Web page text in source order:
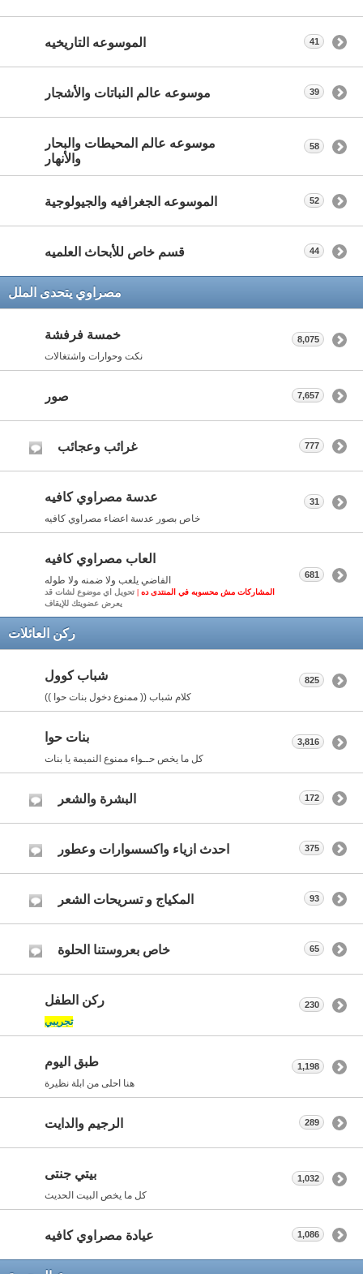
الموسوعه التاريخيه 41
موسوعه عالم النباتات والأشجار 39
موسوعه عالم المحيطات والبحار
والأنهار
58
الموسوعه الجغرافيه والجيولوجية 52
قسم خاص للأبحاث العلميه 44
مصراوي يتحدى الملل
خمسة فرفشة
نكت وحوارات واشتغالات
8,075
صور 7,657
غرائب وعجائب 777
عدسة مصراوي كافيه
خاص بصور عدسة اعضاء مصراوي كافيه
31
العاب مصراوي كافيه
الفاضي يلعب ولا ضمنه ولا طوله
المشاركات مش محسوبه في المنتدى ده | تحويل اي موضوع لشات قد
يعرض عضويتك للإيقاف
681
ركن العائلات
شباب كوول
كلام شباب (( ممنوع دخول بنات حوا ))
825
بنات حوا
كل ما يخص حــواء ممنوع النميمة يا بنات
3,816
البشرة والشعر 172
احدث ازياء واكسسوارات وعطور 375
المكياج و تسريحات الشعر 93
خاص بعروستنا الحلوة 65
ركن الطفل
تجريبي
230
طبق اليوم
هنا احلى من ابلة نظيرة
1,198
الرجيم والدايت 289
بيتي جنتى
كل ما يخص البيت الحديث
1,032
عيادة مصراوي كافيه 1,086